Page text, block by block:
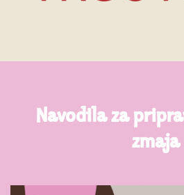
Navodila za
zmaja